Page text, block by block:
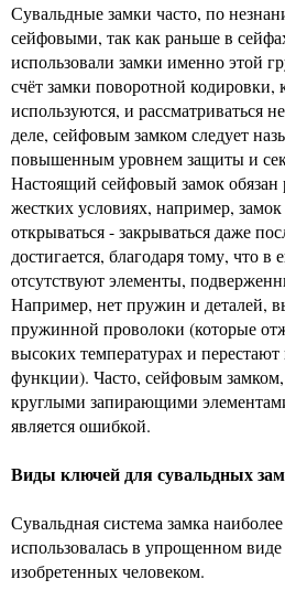
Сувальдные замки часто, по
сейфовыми, так как раньше в
использовали замки именно этой
счёт замки поворотной кодировки,
используются, и рассматриваться
деле, сейфовым замком следует
повышенным уровнем защиты и
Настоящий сейфовый замок обязан
жестких условиях, например,
открываться - закрываться даже
достигается, благодаря тому, что в
отсутствуют элементы,
Например, нет пружин и деталей,
пружинной проволоки (которые
высоких температурах и
функции). Часто, сейфовым
круглыми запирающими
является ошибкой.
Виды ключей для сувальдных
Сувальдная система замка
использовалась в упрощенном
изобретенных человеком.